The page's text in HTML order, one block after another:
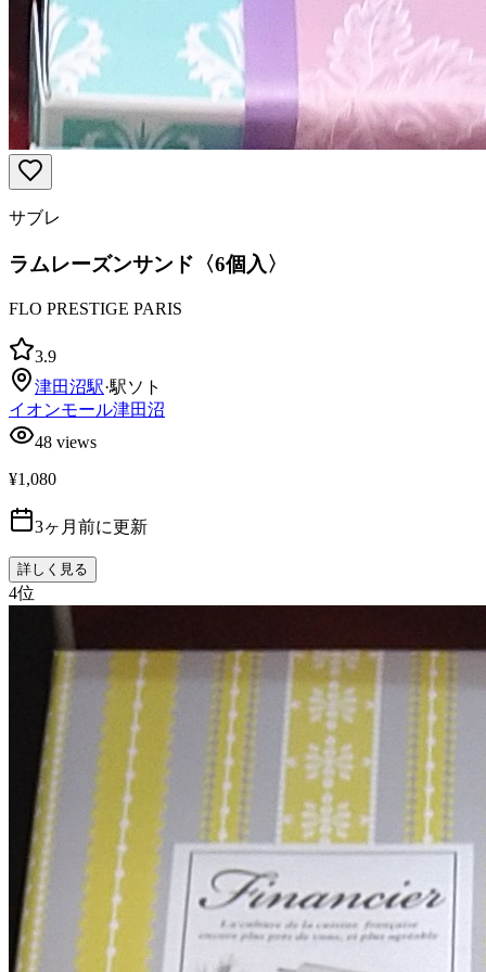
サブレ
ラムレーズンサンド〈6個入〉
FLO PRESTIGE PARIS
3.9
津田沼駅·駅ソト
イオンモール津田沼
48 views
¥1,080
3ヶ月前に更新
詳しく見る
4位